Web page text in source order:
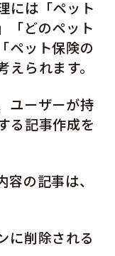
には「ペット
「どのペット
ペット保険の
られます。
ユーザーが持
る記事作成を
の記事は、
に削除される